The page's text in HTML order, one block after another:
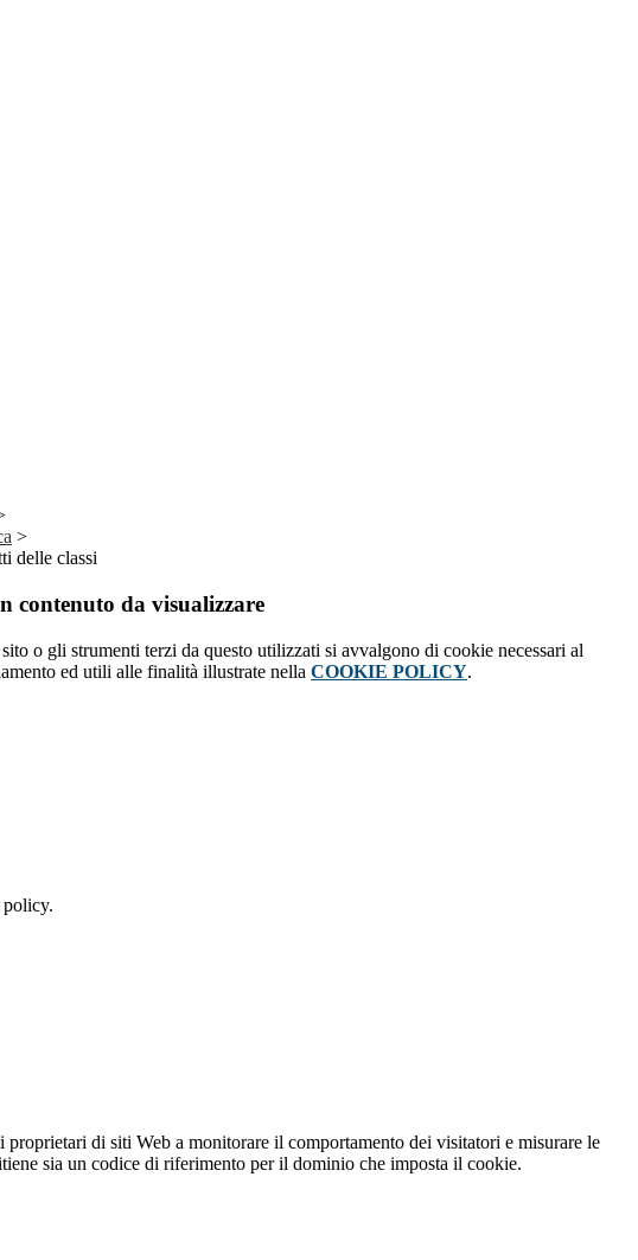
>
delle classi
contenuto da visualizzare
o gli strumenti terzi da questo utilizzati si avvalgono di cookie necessari al
ed utili alle finalità illustrate nella COOKIE POLICY.
policy.
di siti Web a monitorare il comportamento dei visitatori e misurare le
sia un codice di riferimento per il dominio che imposta il cookie.